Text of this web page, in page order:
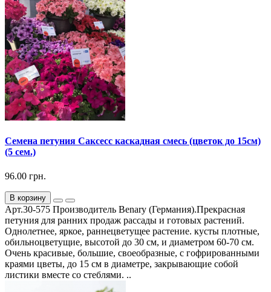
Семена петуния Саксесс каскадная смесь (цветок до 15см)
(5 сем.)
96.00 грн.
В корзину
Арт.30-575 Производитель Benary (Германия).Прекрасная
петуния для ранних продаж рассады и готовых растений.
Однолетнее, яркое, раннецветущее растение. кусты плотные,
обильноцветущие, высотой до 30 см, и диаметром 60-70 см.
Очень красивые, большие, своеобразные, с гофрированными
краями цветы, до 15 см в диаметре, закрывающие собой
листики вместе со стеблями. ..